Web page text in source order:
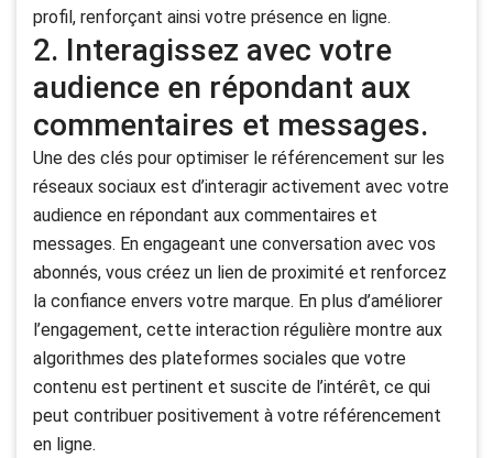
profil, renforçant ainsi votre présence en ligne.
2. Interagissez avec votre
audience en répondant aux
commentaires et messages.
Une des clés pour optimiser le référencement sur les
réseaux sociaux est d’interagir activement avec votre
audience en répondant aux commentaires et
messages. En engageant une conversation avec vos
abonnés, vous créez un lien de proximité et renforcez
la confiance envers votre marque. En plus d’améliorer
l’engagement, cette interaction régulière montre aux
algorithmes des plateformes sociales que votre
contenu est pertinent et suscite de l’intérêt, ce qui
peut contribuer positivement à votre référencement
en ligne.